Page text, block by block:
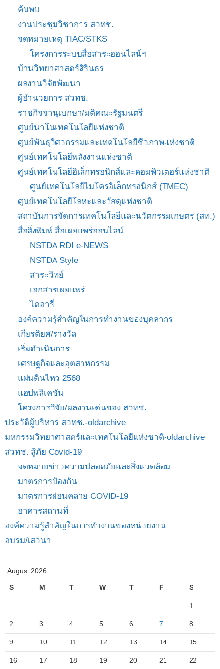
ค้นพบ
งานประชุมวิชาการ สวทช.
จดหมายเหตุ TIAC/STKS
โครงการระบบสื่อสาระออนไลน์ฯ
บ้านวิทยาศาสตร์สิรินธร
ผลงานวิจัยพัฒนา
ผู้อำนวยการ สวทช.
ราชกิจจานุเบกษา/มติคณะรัฐมนตรี
ศูนย์นาโนเทคโนโลยีแห่งชาติ
ศูนย์พันธุวิศวกรรมและเทคโนโลยีชีวภาพแห่งชาติ
ศูนย์เทคโนโลยีพลังงานแห่งชาติ
ศูนย์เทคโนโลยีอิเล็กทรอนิกส์และคอมพิวเตอร์แห่งชาติ
ศูนย์เทคโนโลยีไมโครอิเล็กทรอนิกส์ (TMEC)
ศูนย์เทคโนโลยีโลหะและวัสดุแห่งชาติ
สถาบันการจัดการเทคโนโลยีและนวัตกรรมเกษตร (สท.)
สื่อสิ่งพิมพ์ สื่อเผยแพร่ออนไลน์
NSTDA RDI e-NEWS
NSTDA Style
สาระวิทย์
เอกสารเผยแพร่
ไดอารี่
องค์ความรู้สำคัญในการทำงานของบุคลากร
เกียรติยศ/รางวัล
เริ่มดำเนินการ
เศรษฐกิจและอุตสาหกรรม
แผ่นดินไหว 2568
แอปพลิเคชัน
โครงการวิจัย/ผลงานเด่นของ สวทช.
ประวัติผู้บริหาร สวทช.-oldarchive
มหกรรมวิทยาศาสตร์และเทคโนโลยีแห่งชาติ-oldarchive
สวทช. สู้ภัย Covid-19
จดหมายข่าวความปลอดภัยและสิ่งแวดล้อม
มาตรการป้องกัน
มาตรการผ่อนคลาย COVID-19
อาคารสถานที่
องค์ความรู้สำคัญในการทำงานของหน่วยงาน
อบรม/เสวนา
August 2026
S M T W T F S
1
2 3 4 5 6 7 8
9 10 11 12 13 14 15
16 17 18 19 20 21 22